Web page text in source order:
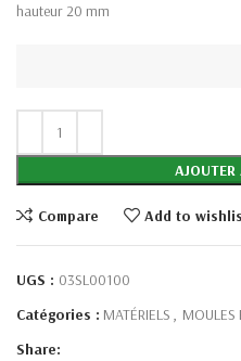
hauteur 20 mm
AJOUTER
Compare Add to
UGS : 03SL00100
Catégories : MATÉRIELS , MOULES
Share: